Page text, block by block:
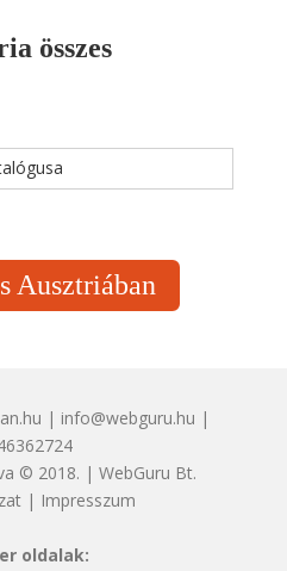
összes
Ausztriában
| info@webguru.hu |
© 2018. | WebGuru Bt.
| Impresszum
oldalak: